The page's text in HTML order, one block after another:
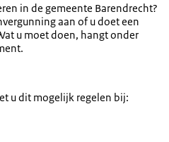
in de gemeente Barendrecht?
aan of u doet een
u moet doen, hangt onder
u dit mogelijk regelen bij: